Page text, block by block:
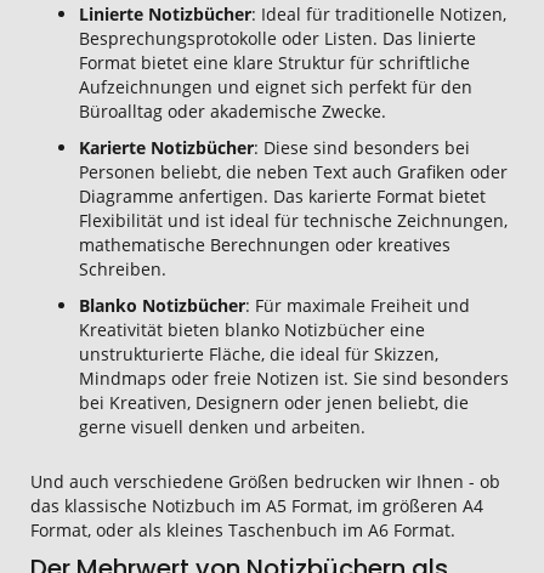
Linierte Notizbücher: Ideal für traditionelle Notizen,
Besprechungsprotokolle oder Listen. Das linierte
Format bietet eine klare Struktur für schriftliche
Aufzeichnungen und eignet sich perfekt für den
Büroalltag oder akademische Zwecke.
Karierte Notizbücher: Diese sind besonders bei
Personen beliebt, die neben Text auch Grafiken oder
Diagramme anfertigen. Das karierte Format bietet
Flexibilität und ist ideal für technische Zeichnungen,
mathematische Berechnungen oder kreatives
Schreiben.
Blanko Notizbücher: Für maximale Freiheit und
Kreativität bieten blanko Notizbücher eine
unstrukturierte Fläche, die ideal für Skizzen,
Mindmaps oder freie Notizen ist. Sie sind besonders
bei Kreativen, Designern oder jenen beliebt, die
gerne visuell denken und arbeiten.
Und auch verschiedene Größen bedrucken wir Ihnen - ob
das klassische Notizbuch im A5 Format, im größeren A4
Format, oder als kleines Taschenbuch im A6 Format.